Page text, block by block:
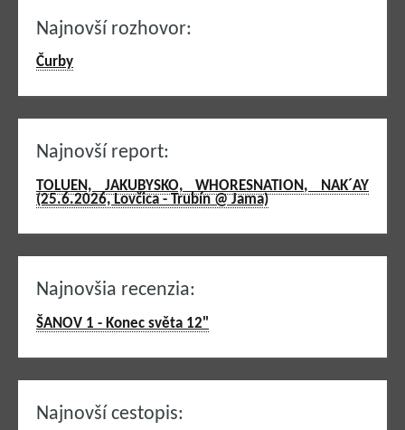
Najnovší rozhovor:
Čurby
Najnovší report:
TOLUEN, JAKUBYSKO, WHORESNATION, NAK´AY
(25.6.2026, Lovčica - Trubín @ Jama)
Najnovšia recenzia:
ŠANOV 1 - Konec světa 12"
Najnovší cestopis: